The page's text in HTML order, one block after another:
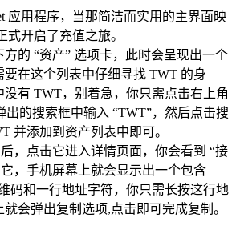
应用程序，当那简洁而实用的主界面映
式开启了充值之旅。
的 “资产” 选项卡，此时会呈现出一个
要在这个列表中仔细寻找 TWT 的身
没有 TWT，别着急，你只需点击右上角
出的搜索框中输入 “TWT”，然后点击搜
并添加到资产列表中即可。
，点击它进入详情页面，你会看到 “接
，手机屏幕上就会显示出一个包含
码和一行地址字符，你只需长按这行地
会弹出复制选项,点击即可完成复制。